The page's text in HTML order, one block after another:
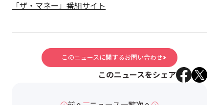
「ザ・マネー」番組サイト
このニュースに関するお問い合わせ
このニュースをシェア